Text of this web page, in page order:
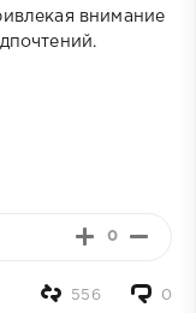
внимание
0
0
556